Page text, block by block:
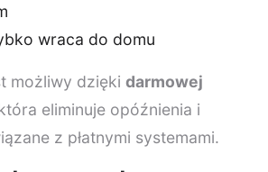
wraca do domu
możliwy dzięki darmowej
eliminuje opóźnienia i
z płatnymi systemami.